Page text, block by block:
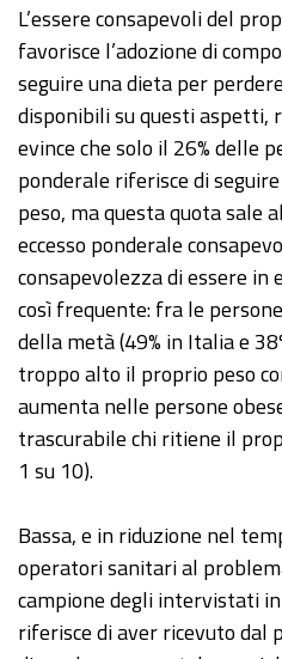
L’essere consapevoli del
favorisce l’adozione di
seguire una dieta per
disponibili su questi
evince che solo il 26% delle
ponderale riferisce di
peso, ma questa quota sale
eccesso ponderale
consapevolezza di essere in
così frequente: fra le
della metà (49% in Italia e
troppo alto il proprio peso
aumenta nelle persone
trascurabile chi ritiene il
1 su 10).
Bassa, e in riduzione nel
operatori sanitari al
campione degli intervistati
riferisce di aver ricevuto dal